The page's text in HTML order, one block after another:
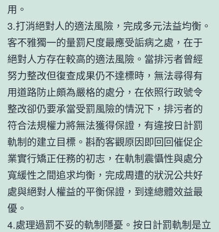
用。
3.打消絕對人的適法風險，完成多元法益均衡。
客不雅獨一的量罰尺度最應受詬病之處，在于
絕對人方存在較高的適法風險。當排污者曾經
努力整改但復查成果仍不達標時，無法尋得有
用道路防止頗為嚴格的處分，在依照行政號令
整改卻仍要承當受罰風險的情況下，排污者的
符合法規權力將無法獲得保證，有違按日計罰
軌制的建立目標。斟酌客觀原因即回回催促企
業實行矯正任務的初志，在軌制震懾性與處分
寬緩性之間追求均衡，完成周遭的狀況公共好
處與絕對人權益的平衡保證，到達總體效益最
優。
4.處理過罰不妥的軌制隱憂。按日計罰軌制是立